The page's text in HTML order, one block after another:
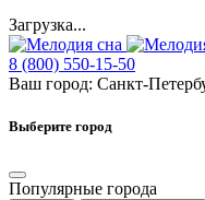
Загрузка...
8 (800) 550-15-50
Ваш город: Санкт-
Выберите город
Популярные города